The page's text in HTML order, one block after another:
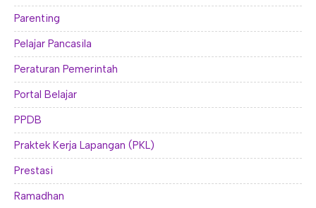
Parenting
Pelajar Pancasila
Peraturan Pemerintah
Portal Belajar
PPDB
Praktek Kerja Lapangan (PKL)
Prestasi
Ramadhan